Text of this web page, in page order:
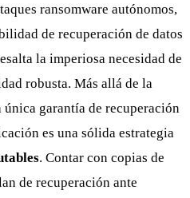
ransomware autónomos,
de recuperación de datos
la imperiosa necesidad de
robusta. Más allá de la
garantía de recuperación
es una sólida estrategia
. Contar con copias de
de recuperación ante